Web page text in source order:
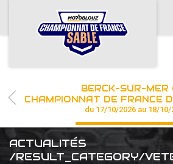
ACCUEIL
ACTUS
CHAMPIONNAT
RÉSULTATS
PHOTOS / WEB TV
BERCK-SUR-MER
CHAMPIONNAT DE FRANCE DE
du 17/10/2026 au 18/10/
ACTUALITÉS
/RESULT_CATEGORY/